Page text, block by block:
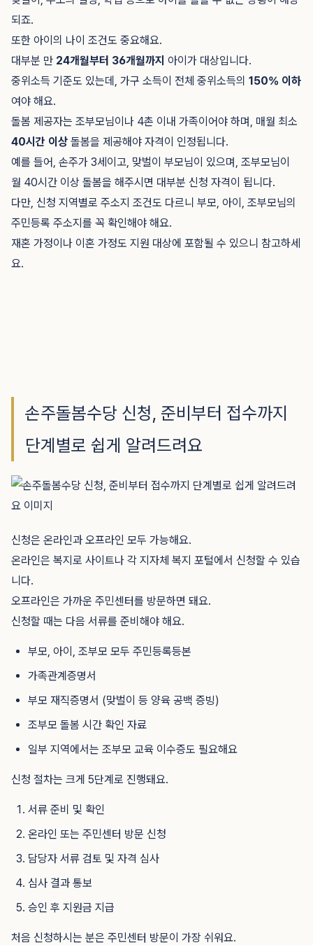
되죠.
또한 아이의 나이 조건도 중요해요.
대부분 만 24개월부터 36개월까지 아이가 대상입니다.
중위소득 기준도 있는데, 가구 소득이 전체 중위소득의 150% 이하
여야 해요.
돌봄 제공자는 조부모님이나 4촌 이내 가족이어야 하며, 매월 최소
40시간 이상 돌봄을 제공해야 자격이 인정됩니다.
예를 들어, 손주가 3세이고, 맞벌이 부모님이 있으며, 조부모님이
월 40시간 이상 돌봄을 해주시면 대부분 신청 자격이 됩니다.
다만, 신청 지역별로 주소지 조건도 다르니 부모, 아이, 조부모님의
주민등록 주소지를 꼭 확인해야 해요.
재혼 가정이나 이혼 가정도 지원 대상에 포함될 수 있으니 참고하세
요.
손주돌봄수당 신청, 준비부터 접수까지
단계별로 쉽게 알려드려요
신청은 온라인과 오프라인 모두 가능해요.
온라인은 복지로 사이트나 각 지자체 복지 포털에서 신청할 수 있습
니다.
오프라인은 가까운 주민센터를 방문하면 돼요.
신청할 때는 다음 서류를 준비해야 해요.
부모, 아이, 조부모 모두 주민등록등본
가족관계증명서
부모 재직증명서 (맞벌이 등 양육 공백 증빙)
조부모 돌봄 시간 확인 자료
일부 지역에서는 조부모 교육 이수증도 필요해요
신청 절차는 크게 5단계로 진행돼요.
서류 준비 및 확인
온라인 또는 주민센터 방문 신청
담당자 서류 검토 및 자격 심사
심사 결과 통보
승인 후 지원금 지급
처음 신청하시는 분은 주민센터 방문이 가장 쉬워요.